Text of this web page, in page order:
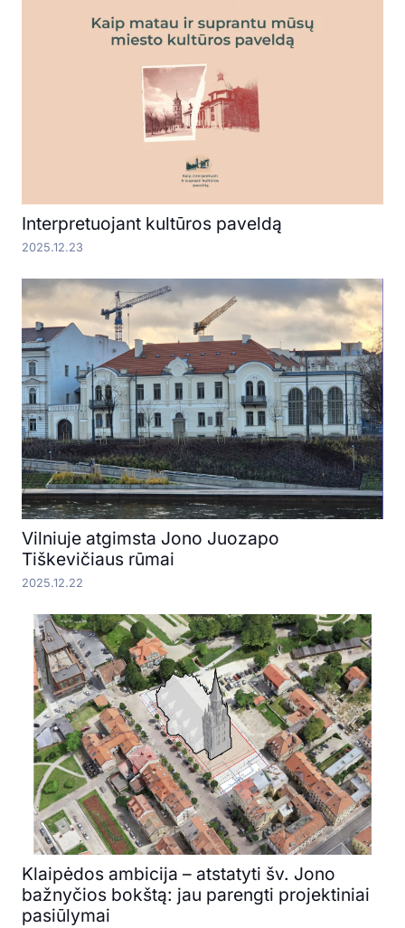
Interpretuojant kultūros paveldą
2025.12.23
Vilniuje atgimsta Jono Juozapo
Tiškevičiaus rūmai
2025.12.22
Klaipėdos ambicija – atstatyti šv. Jono
bažnyčios bokštą: jau parengti projektiniai
pasiūlymai